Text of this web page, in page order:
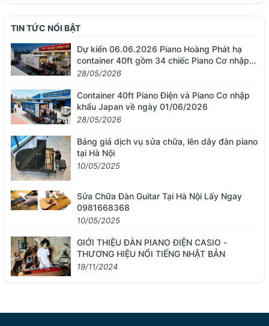
TIN TỨC NỔI BẬT
Dự kiến 06.06.2026 Piano Hoàng Phát hạ
container 40ft gồm 34 chiếc Piano Cơ nhập
khẩu từ Nhật Bản
28/05/2026
Container 40ft Piano Điện và Piano Cơ nhập
khẩu Japan về ngày 01/06/2026
28/05/2026
Bảng giá dịch vụ sửa chữa, lên dây đàn piano
tại Hà Nội
10/05/2025
Sửa Chữa Đàn Guitar Tại Hà Nội Lấy Ngay
0981668368
10/05/2025
GIỚI THIỆU ĐÀN PIANO ĐIỆN CASIO -
THƯƠNG HIỆU NỔI TIẾNG NHẬT BẢN
19/11/2024